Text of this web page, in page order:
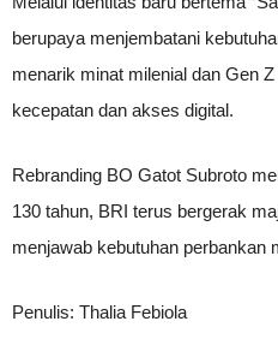
berupaya menjembatani
menarik minat milenial dan Gen
kecepatan dan akses digital.
Rebranding BO Gatot Subroto
130 tahun, BRI terus bergerak
menjawab kebutuhan perbankan
Penulis: Thalia Febiola